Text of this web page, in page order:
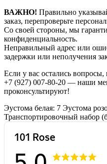
ВАЖНО! Правильно
заказ, перепроверьте
Со своей стороны, мы
конфиденциальность.
Неправильный адрес или
задержки или неполучения
Если у вас остались
+7 (927) 007-80-20 — наши
проконсультируют!
Эустома белая: 7 Эустома
Транспортировочный набор